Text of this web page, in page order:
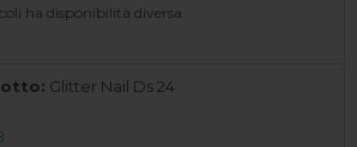
ha disponibilità diversa
Glitter Nail Ds 24